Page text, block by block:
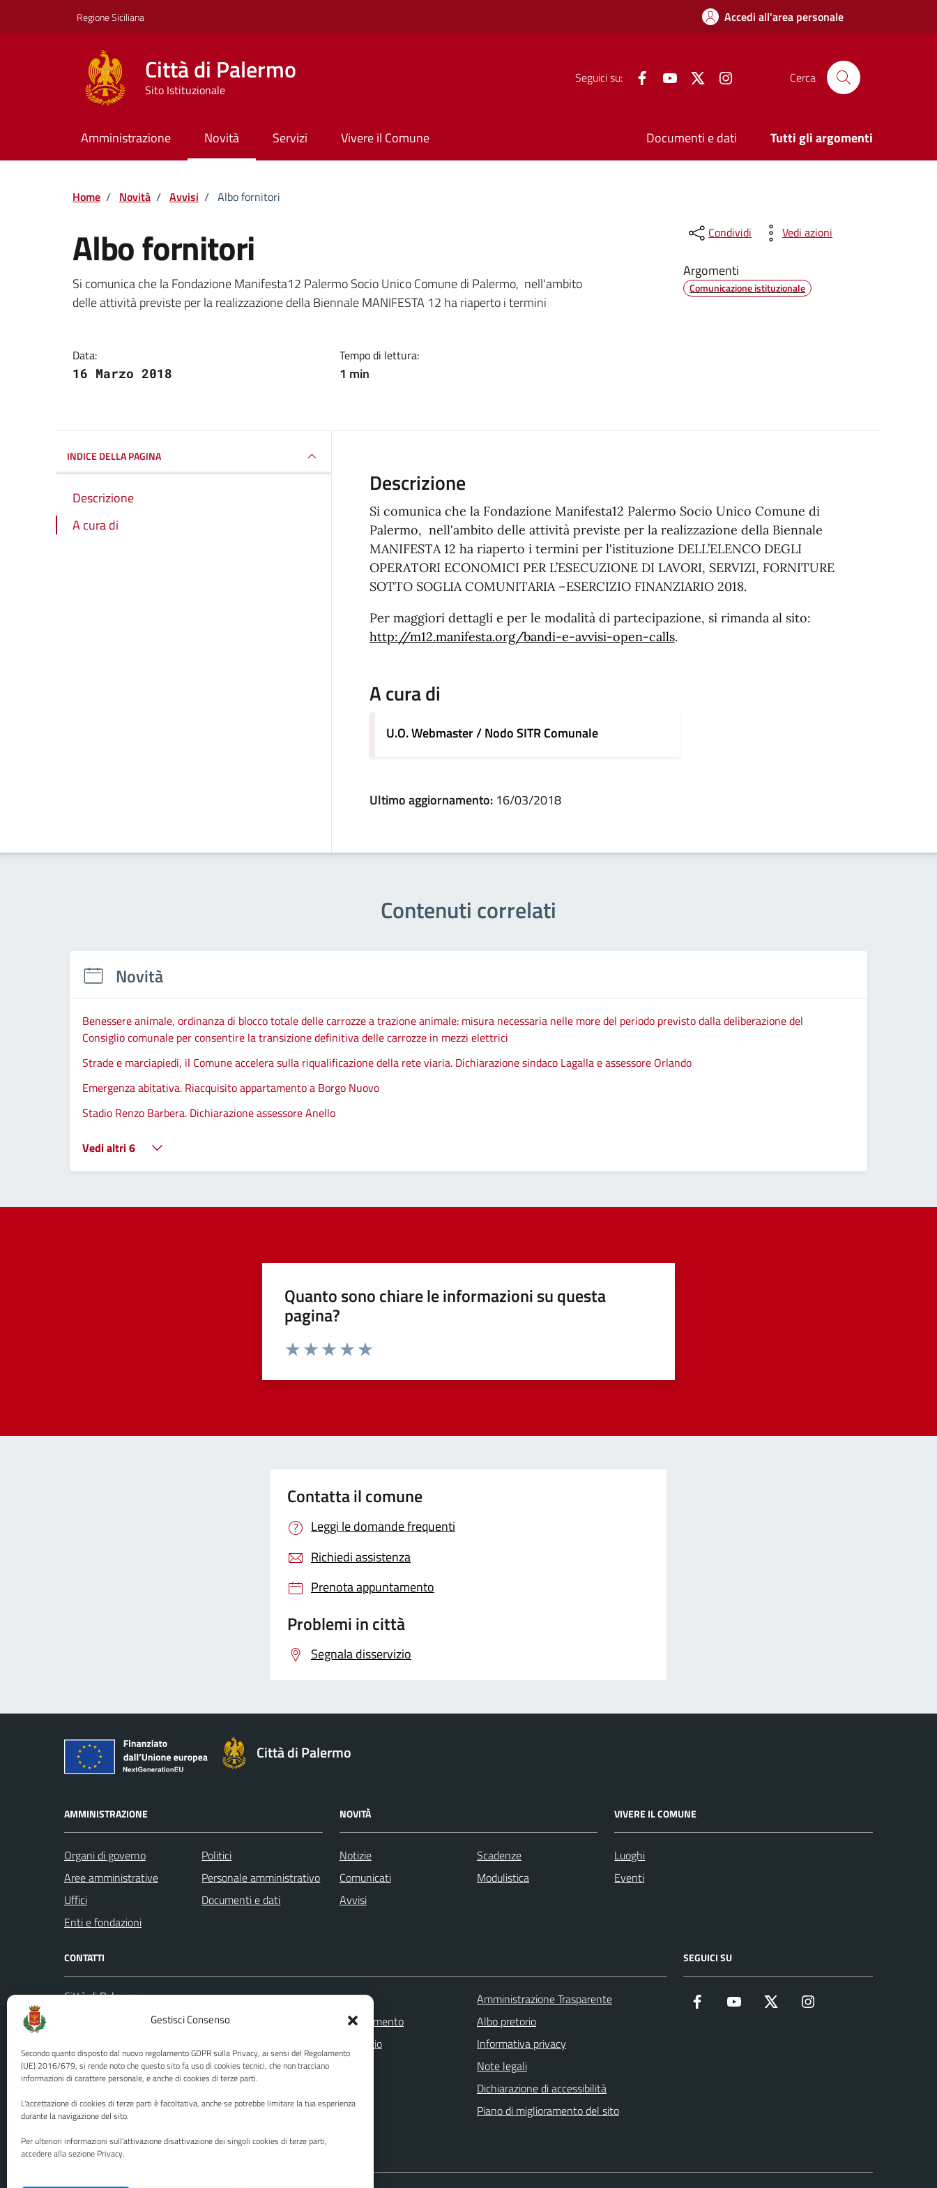
Gestisci Consenso
Secondo quanto disposto dal nuovo regolamento GDPR sulla Privacy, ai sensi del Regolamento
(UE) 2016/679, si rende noto che questo sito fa uso di cookies tecnici, che non tracciano
informazioni di carattere personale, e anche di cookies di terze parti.
L'accettazione di cookies di terze parti è facoltativa, anche se potrebbe limitare la tua esperienza
durante la navigazione del sito.
Per ulteriori informazioni sull'attivazione disattivazione dei singoli cookies di terze parti,
accedere alla sezione Privacy.
Regione Siciliana Accedi all'area personale
Città di Palermo
Sito Istituzionale
Seguici su: FacebookYouTube Twitter Cerca
Amministrazione Novità Servizi Vivere il Comune Documenti e dati Tutti gli argomenti
Home / Novità / Avvisi / Albo fornitori
Albo fornitori
Dettagli della notizia
Si comunica che la Fondazione Manifesta12 Palermo Socio Unico Comune di Palermo, nell'ambito
delle attività previste per la realizzazione della Biennale MANIFESTA 12 ha riaperto i termini
Data:
16 Marzo 2018
Tempo di lettura:
1 min
Condividi Vedi azioni
Argomenti
Comunicazione istituzionale
INDICE DELLA PAGINA
Descrizione
A cura di
Descrizione
Si comunica che la Fondazione Manifesta12 Palermo Socio Unico Comune di
Palermo, nell'ambito delle attività previste per la realizzazione della Biennale
MANIFESTA 12 ha riaperto i termini per l'istituzione DELL’ELENCO DEGLI
OPERATORI ECONOMICI PER L’ESECUZIONE DI LAVORI, SERVIZI, FORNITURE
SOTTO SOGLIA COMUNITARIA –ESERCIZIO FINANZIARIO 2018.
Per maggiori dettagli e per le modalità di partecipazione, si rimanda al sito:
http://m12.manifesta.org/bandi-e-avvisi-open-calls.
A cura di
U.O. Webmaster / Nodo SITR Comunale
Ultimo aggiornamento: 16/03/2018
Contenuti correlati
Novità
Benessere animale, ordinanza di blocco totale delle carrozze a trazione animale: misura necessaria nelle more del periodo previsto dalla deliberazione del
Consiglio comunale per consentire la transizione definitiva delle carrozze in mezzi elettrici
Strade e marciapiedi, il Comune accelera sulla riqualificazione della rete viaria. Dichiarazione sindaco Lagalla e assessore Orlando
Emergenza abitativa. Riacquisito appartamento a Borgo Nuovo
Stadio Renzo Barbera. Dichiarazione assessore Anello
Vedi altri 6
Quanto sono chiare le informazioni su questa
pagina?
Contatta il comune
Leggi le domande frequenti
Richiedi assistenza
Prenota appuntamento
Problemi in città
Segnala disservizio
Città di Palermo
AMMINISTRAZIONE
Organi di governo
Aree amministrative
Uffici
Enti e fondazioni
Politici
Personale amministrativo
Documenti e dati
NOVITÀ
Notizie
Comunicati
Avvisi
Scadenze
Modulistica
VIVERE IL COMUNE
Luoghi
Eventi
CONTATTI
Città di Palermo
Codice fiscale / P. IVA:80016350821
U.O. Ufficio Relazioni con il Pubblico
(URP)
Numero verde: 0917401111
PEC:protocollo@cert.comune.palermo.it
Leggi le FAQ
Prenotazione appuntamento
Segnalazione disservizio
Richiesta assistenza
Amministrazione Trasparente
Albo pretorio
Informativa privacy
Note legali
Dichiarazione di accessibilità
Piano di miglioramento del sito
SEGUICI SU
Facebook YouTube Twitter